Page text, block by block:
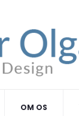
OM OS